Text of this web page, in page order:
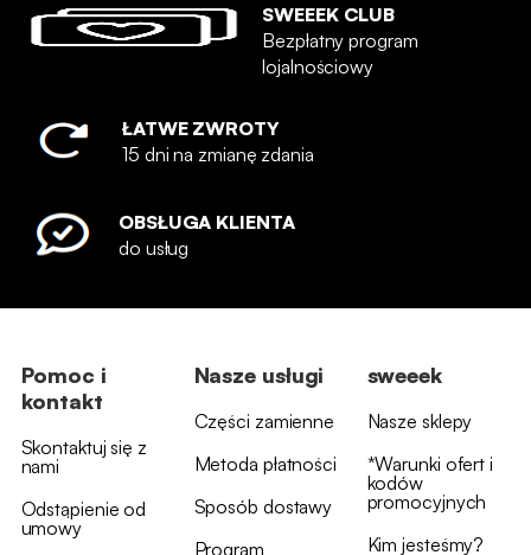
SWEEEK CLUB
Bezpłatny program
lojalnościowy
ŁATWE ZWROTY
15 dni na zmianę zdania
OBSŁUGA KLIENTA
do usług
Pomoc i
kontakt
Skontaktuj się z
nami
Odstąpienie od
umowy
Nasze usługi
Części zamienne
Metoda płatności
Sposób dostawy
Program
sweeek
Nasze sklepy
*Warunki ofert i
kodów
promocyjnych
Kim jesteśmy?